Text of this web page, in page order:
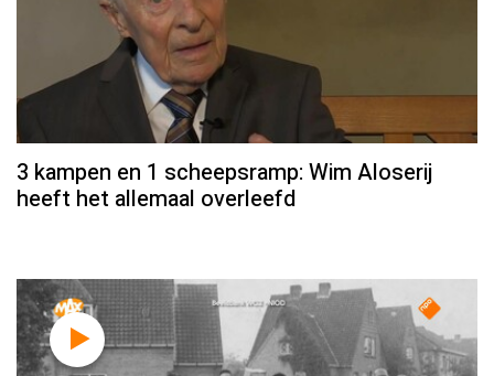
3 kampen en 1 scheepsramp: Wim Aloserij
heeft het allemaal overleefd